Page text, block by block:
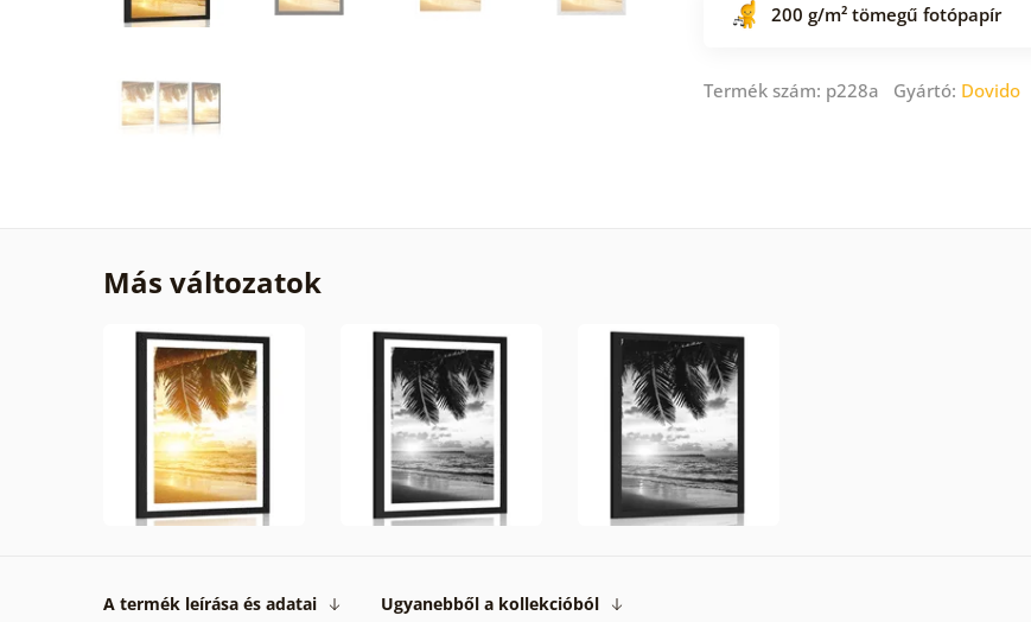
200 g/m² tömegű fotópapír
Termék szám: p228a Gyártó: Dovido
Más változatok
A termék leírása és adatai Ugyanebből a kollekcióból